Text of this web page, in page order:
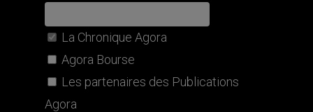
La Chronique Agora
Agora Bourse
Les partenaires des Publications
Agora